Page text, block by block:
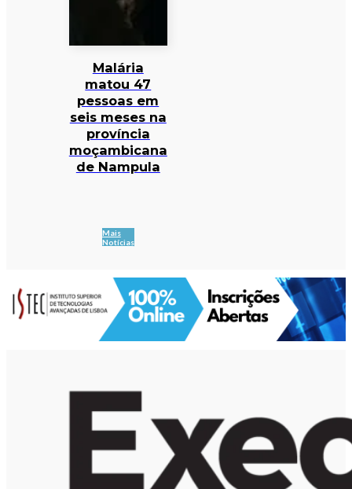
Malária
matou 47
pessoas em
seis meses na
província
moçambicana
de Nampula
Mais
Notícias